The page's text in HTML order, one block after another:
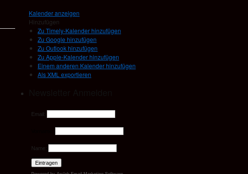
Kalender anzeigen
Hinzufügen
Zu Timely-Kalender hinzufügen
Zu Google hinzufügen
Zu Outlook hinzufügen
Zu Apple-Kalender hinzufügen
Einem anderen Kalender hinzufügen
Als XML exportieren
Email:
Name: